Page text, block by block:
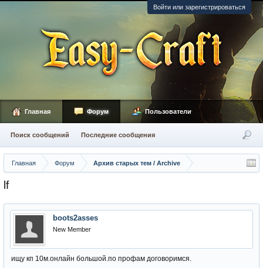
Войти или зарегистрироваться
Главная Форум Архив старых тем / Archive
lf
boots2asses
New Member
ищу кп 10м.онлайн большой.по профам договоримся.
Главная Форум
Поиск сообщений Последние сообщения
Пользователи